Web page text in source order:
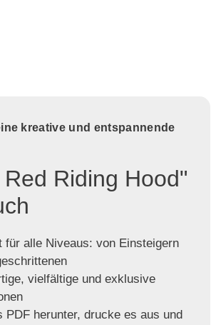
kreative und entspannende
Riding Hood"
für alle Niveaus: von Einsteigern
vielfältige und exklusive
PDF herunter, drucke es aus und